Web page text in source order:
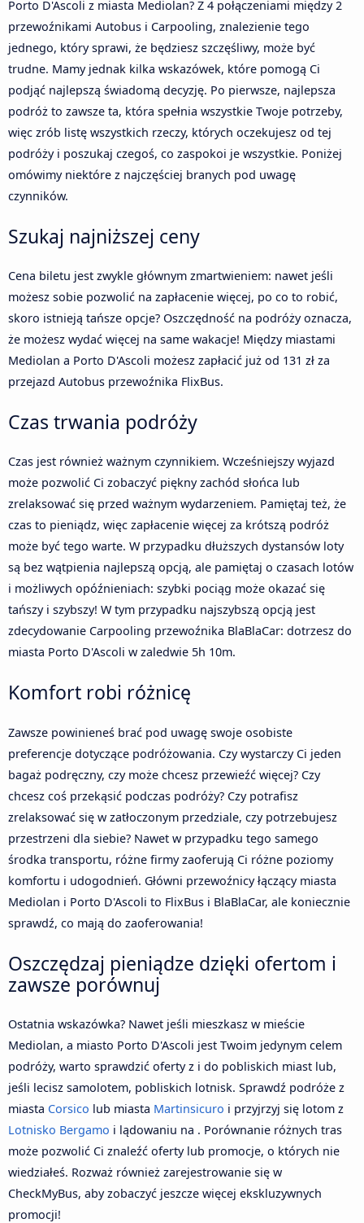
Porto D'Ascoli z miasta Mediolan? Z 4 połączeniami między 2
przewoźnikami Autobus i Carpooling, znalezienie tego
jednego, który sprawi, że będziesz szczęśliwy, może być
trudne. Mamy jednak kilka wskazówek, które pomogą Ci
podjąć najlepszą świadomą decyzję. Po pierwsze, najlepsza
podróż to zawsze ta, która spełnia wszystkie Twoje potrzeby,
więc zrób listę wszystkich rzeczy, których oczekujesz od tej
podróży i poszukaj czegoś, co zaspokoi je wszystkie. Poniżej
omówimy niektóre z najczęściej branych pod uwagę
czynników.
Szukaj najniższej ceny
Cena biletu jest zwykle głównym zmartwieniem: nawet jeśli
możesz sobie pozwolić na zapłacenie więcej, po co to robić,
skoro istnieją tańsze opcje? Oszczędność na podróży oznacza,
że możesz wydać więcej na same wakacje! Między miastami
Mediolan a Porto D'Ascoli możesz zapłacić już od 131 zł za
przejazd Autobus przewoźnika FlixBus.
Czas trwania podróży
Czas jest również ważnym czynnikiem. Wcześniejszy wyjazd
może pozwolić Ci zobaczyć piękny zachód słońca lub
zrelaksować się przed ważnym wydarzeniem. Pamiętaj też, że
czas to pieniądz, więc zapłacenie więcej za krótszą podróż
może być tego warte. W przypadku dłuższych dystansów loty
są bez wątpienia najlepszą opcją, ale pamiętaj o czasach lotów
i możliwych opóźnieniach: szybki pociąg może okazać się
tańszy i szybszy! W tym przypadku najszybszą opcją jest
zdecydowanie Carpooling przewoźnika BlaBlaCar: dotrzesz do
miasta Porto D'Ascoli w zaledwie 5h 10m.
Komfort robi różnicę
Zawsze powinieneś brać pod uwagę swoje osobiste
preferencje dotyczące podróżowania. Czy wystarczy Ci jeden
bagaż podręczny, czy może chcesz przewieźć więcej? Czy
chcesz coś przekąsić podczas podróży? Czy potrafisz
zrelaksować się w zatłoczonym przedziale, czy potrzebujesz
przestrzeni dla siebie? Nawet w przypadku tego samego
środka transportu, różne firmy zaoferują Ci różne poziomy
komfortu i udogodnień. Główni przewoźnicy łączący miasta
Mediolan i Porto D'Ascoli to FlixBus i BlaBlaCar, ale koniecznie
sprawdź, co mają do zaoferowania!
Oszczędzaj pieniądze dzięki ofertom i
zawsze porównuj
Ostatnia wskazówka? Nawet jeśli mieszkasz w mieście
Mediolan, a miasto Porto D'Ascoli jest Twoim jedynym celem
podróży, warto sprawdzić oferty z i do pobliskich miast lub,
jeśli lecisz samolotem, pobliskich lotnisk. Sprawdź podróże z
miasta Corsico lub miasta Martinsicuro i przyjrzyj się lotom z
Lotnisko Bergamo i lądowaniu na . Porównanie różnych tras
może pozwolić Ci znaleźć oferty lub promocje, o których nie
wiedziałeś. Rozważ również zarejestrowanie się w
CheckMyBus, aby zobaczyć jeszcze więcej ekskluzywnych
promocji!